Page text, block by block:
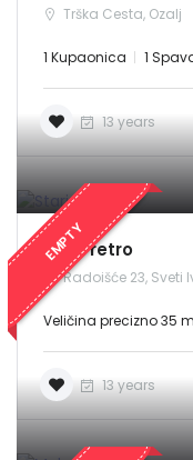
Trška Cesta, Ozalj
1 Kupaonica 1
13 years
EMPTY
Stari retro
Radoišće 23, Sveti
Veličina precizno 35
13 years